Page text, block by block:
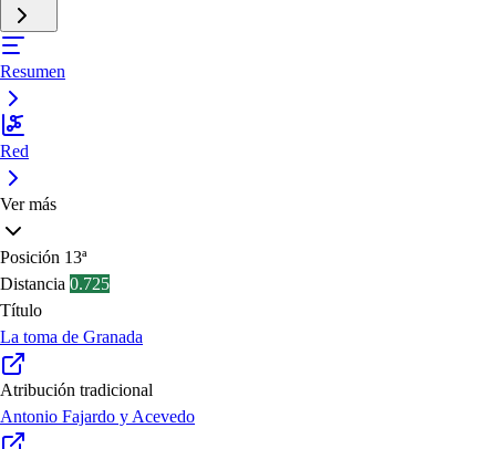
Resumen
Red
Ver más
Posición 13ª
Distancia 0.725
Título
La toma de Granada
Atribución tradicional
Antonio Fajardo y Acevedo